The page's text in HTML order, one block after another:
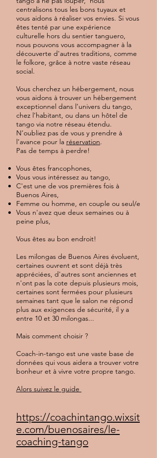
centralisons tous les bons tuyaux et
vous aidons à réaliser vos envies. Si vous
êtes tenté par une expérience
culturelle hors du sentier tanguero,
nous pouvons vous accompagner à la
découverte d'autres traditions, comme
le folkore, grâce à notre vaste réseau
social.
Vous cherchez un hébergement, nous
vous aidons à trouver un hébergement
exceptionnel dans l’univers du tango,
chez l’habitant, ou dans un hôtel de
tango via notre réseau étendu.
N’oubliez pas de vous y prendre à
l’avance pour la réservation.
Pas de temps à perdre!
Vous êtes francophones,
Vous vous intéressez au tango,
C'est une de vos premières fois à
Buenos Aires,
Femme ou homme, en couple ou seul/e
Vous n'avez que deux semaines ou à
peine plus,
Vous êtes au bon endroit!
Les milongas de Buenos Aires évoluent,
certaines ouvrent et sont déjà très
appréciées, d'autres sont anciennes et
n'ont pas la cote depuis plusieurs mois,
certaines sont fermées pour plusieurs
semaines tant que le salon ne répond
plus aux exigences de sécurité, il y a
entre 10 et 30 milongas...
Mais comment choisir ?
Coach-in-tango est une vaste base de
données qui vous aidera a trouver votre
bonheur et à vivre votre propre tango.
Alors suivez le guide
https://coachintango.wixsit
e.com/buenosaires/le-
coaching-tango